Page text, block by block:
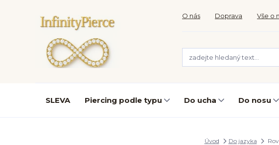
O nás Doprava Vše o
SLEVA Piercing podle typu Do ucha Do nosu
Úvod Do jazyka